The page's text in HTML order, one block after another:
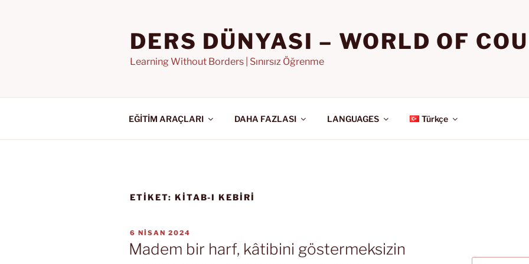
DERS DÜNYASI – WORLD OF
Learning Without Borders | Sınırsız Öğrenme
EĞİTİM ARAÇLARI DAHA FAZLASI LANGUAGES Türkçe
ETIKET: KITAB-I KEBIRI
YAYIM
TARIHI
6 NISAN 2024
Madem bir harf, kâtibini göstermeksizin